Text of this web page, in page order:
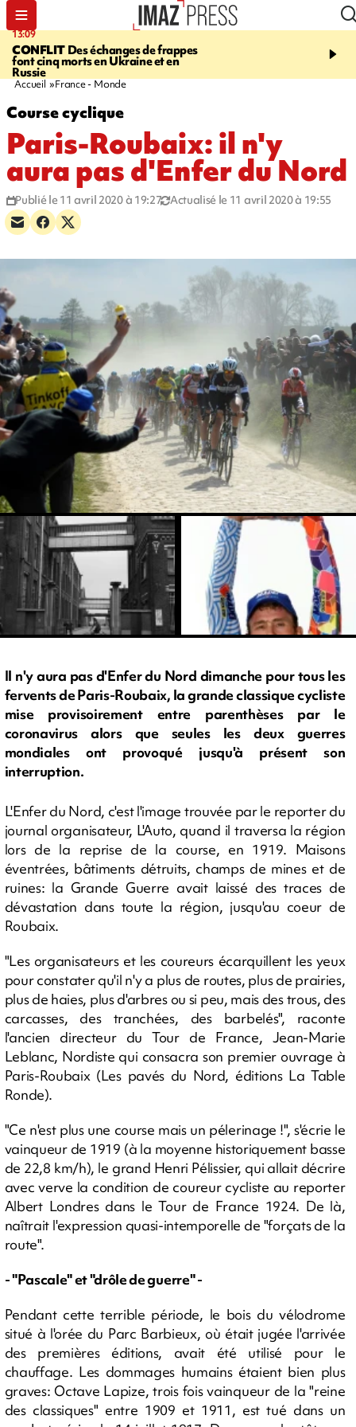
13:09
CONFLIT Des échanges de frappes
font cinq morts en Ukraine et en
Russie
17:14
Quatre
européennes pour les
Accueil France - Monde
Course cyclique
Paris-Roubaix: il n'y
aura pas d'Enfer du Nord
Publié le 11 avril 2020 à 19:27 Actualisé le 11 avril 2020 à 19:55
Il n'y aura pas d'Enfer du Nord dimanche pour tous les
fervents de Paris-Roubaix, la grande classique cycliste
mise provisoirement entre parenthèses par le
coronavirus alors que seules les deux guerres
mondiales ont provoqué jusqu'à présent son
interruption.
L'Enfer du Nord, c'est l'image trouvée par le reporter du
journal organisateur, L'Auto, quand il traversa la région
lors de la reprise de la course, en 1919. Maisons
éventrées, bâtiments détruits, champs de mines et de
ruines: la Grande Guerre avait laissé des traces de
dévastation dans toute la région, jusqu'au coeur de
Roubaix.
"Les organisateurs et les coureurs écarquillent les yeux
pour constater qu'il n'y a plus de routes, plus de prairies,
plus de haies, plus d'arbres ou si peu, mais des trous, des
carcasses, des tranchées, des barbelés", raconte
l'ancien directeur du Tour de France, Jean-Marie
Leblanc, Nordiste qui consacra son premier ouvrage à
Paris-Roubaix (Les pavés du Nord, éditions La Table
Ronde).
"Ce n'est plus une course mais un pélerinage !", s'écrie le
vainqueur de 1919 (à la moyenne historiquement basse
de 22,8 km/h), le grand Henri Pélissier, qui allait décrire
avec verve la condition de coureur cycliste au reporter
Albert Londres dans le Tour de France 1924. De là,
naîtrait l'expression quasi-intemporelle de "forçats de la
route".
- "Pascale" et "drôle de guerre" -
Pendant cette terrible période, le bois du vélodrome
situé à l'orée du Parc Barbieux, où était jugée l'arrivée
des premières éditions, avait été utilisé pour le
chauffage. Les dommages humains étaient bien plus
graves: Octave Lapize, trois fois vainqueur de la "reine
des classiques" entre 1909 et 1911, est tué dans un